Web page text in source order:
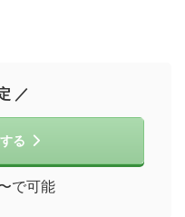
／
る
で可能